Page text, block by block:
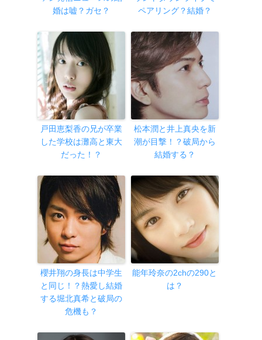
婚は嘘？ガセ？
ペアリング？結婚？
戸田恵梨香の兄が卒業
した学校は灘高と東大
だった！？
松本潤と井上真央を新
潮が目撃！？破局から
結婚する？
櫻井翔の身長は中学生
と同じ！？熱愛し結婚
する堀北真希と破局の
危機も？
能年玲奈の2chの290と
は？